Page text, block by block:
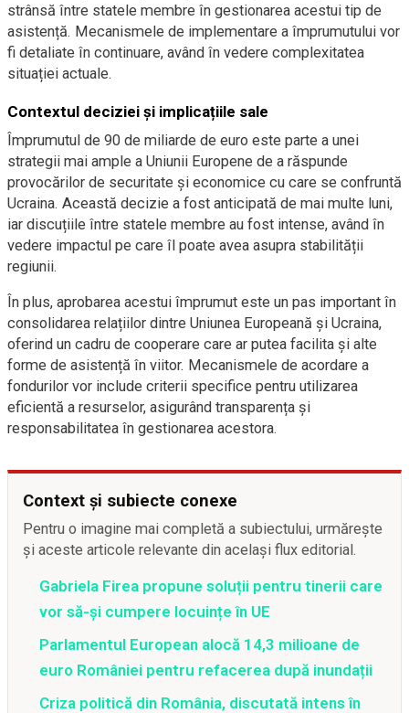
strânsă între statele membre în gestionarea acestui tip de
asistență. Mecanismele de implementare a împrumutului vor
fi detaliate în continuare, având în vedere complexitatea
situației actuale.
Contextul deciziei și implicațiile sale
Împrumutul de 90 de miliarde de euro este parte a unei
strategii mai ample a Uniunii Europene de a răspunde
provocărilor de securitate și economice cu care se confruntă
Ucraina. Această decizie a fost anticipată de mai multe luni,
iar discuțiile între statele membre au fost intense, având în
vedere impactul pe care îl poate avea asupra stabilității
regiunii.
În plus, aprobarea acestui împrumut este un pas important în
consolidarea relațiilor dintre Uniunea Europeană și Ucraina,
oferind un cadru de cooperare care ar putea facilita și alte
forme de asistență în viitor. Mecanismele de acordare a
fondurilor vor include criterii specifice pentru utilizarea
eficientă a resurselor, asigurând transparența și
responsabilitatea în gestionarea acestora.
Context și subiecte conexe
Pentru o imagine mai completă a subiectului, urmărește
și aceste articole relevante din același flux editorial.
Gabriela Firea propune soluții pentru tinerii care
vor să-și cumpere locuințe în UE
Parlamentul European alocă 14,3 milioane de
euro României pentru refacerea după inundații
Criza politică din România, discutată intens în